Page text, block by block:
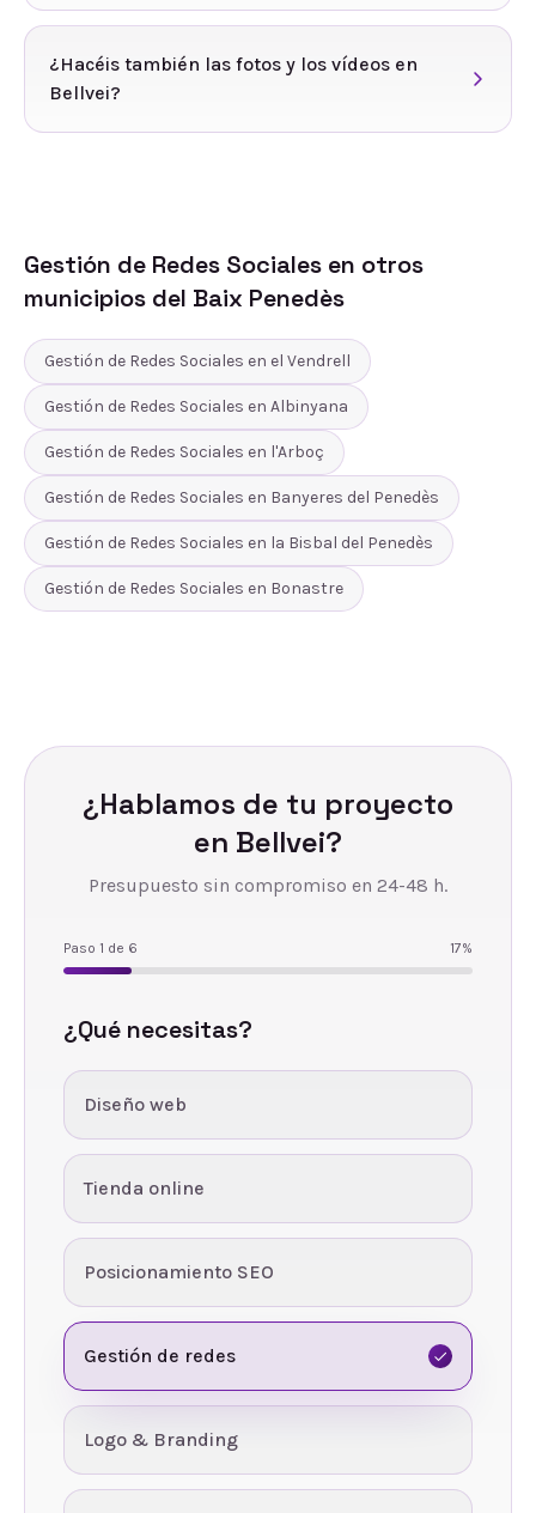
¿Hacéis también las fotos y los vídeos en
Bellvei?
Gestión de Redes Sociales en otros
municipios del Baix Penedès
Gestión de Redes Sociales en el Vendrell
Gestión de Redes Sociales en Albinyana
Gestión de Redes Sociales en l'Arboç
Gestión de Redes Sociales en Banyeres del Penedès
Gestión de Redes Sociales en la Bisbal del Penedès
Gestión de Redes Sociales en Bonastre
¿Hablamos de tu proyecto
en Bellvei?
Presupuesto sin compromiso en 24-48 h.
Paso 1 de 6 17%
¿Qué necesitas?
Diseño web
Tienda online
Posicionamiento SEO
Gestión de redes
Logo & Branding